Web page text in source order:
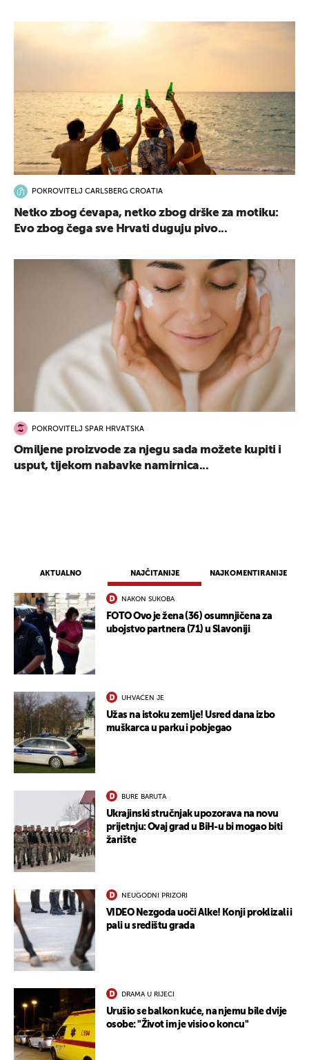
AKTUALNO NAJČITANIJE NAJKOMENTIRANIJE
NAKON SUKOBA
FOTO Ovo je žena (36) osumnjičena za
ubojstvo partnera (71) u Slavoniji
UHVAĆEN JE
Užas na istoku zemlje! Usred dana izbo
muškarca u parku i pobjegao
BURE BARUTA
Ukrajinski stručnjak upozorava na novu
prijetnju: Ovaj grad u BiH-u bi mogao biti
žarište
NEUGODNI PRIZORI
VIDEO Nezgoda uoči Alke! Konji proklizali i
pali u središtu grada
DRAMA U RIJECI
Urušio se balkon kuće, na njemu bile dvije
osobe: "Život im je visio o koncu"
POKROVITELJ CARLSBERG CROATIA
Netko zbog ćevapa, netko zbog drške za motiku:
Evo zbog čega sve Hrvati duguju pivo...
POKROVITELJ SPAR HRVATSKA
Omiljene proizvode za njegu sada možete kupiti i
usput, tijekom nabavke namirnica...
UKLJUČITE NOTIFIKACIJE